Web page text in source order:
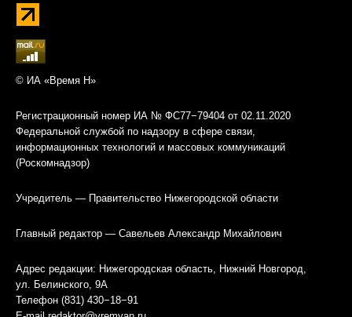
© ИА «Время Н»
Регистрационный номер ИА № ФС77−79404 от 02.11.2020
Федеральной службой по надзору в сфере связи,
информационных технологий и массовых коммуникаций
(Роскомнадзор)
Учредитель — Правительство Нижегородской области
Главный редактор — Савельев Александр Михайлович
Адрес редакции: Нижегородская область, Нижний Новгород,
ул. Белинского, 9А
Телефон (831) 430−18−91